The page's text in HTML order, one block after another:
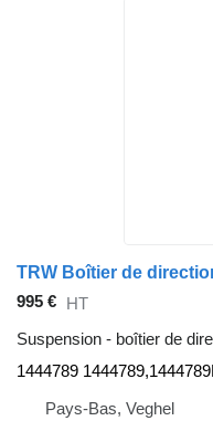
995 € HT
Suspension - boîtier de
1444789
Pays-Bas, Veghel